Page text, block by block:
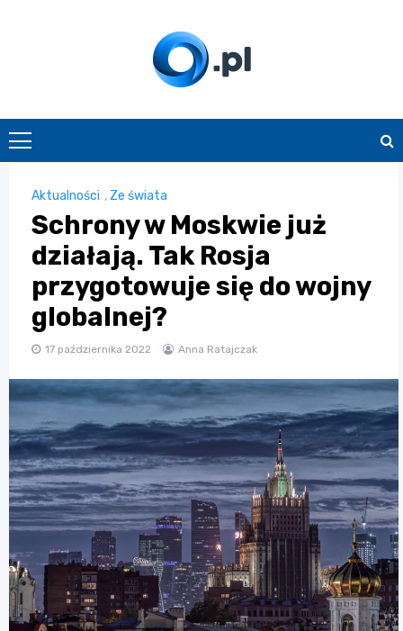
O.pl
Aktualności , Ze świata
Schrony w Moskwie już
działają. Tak Rosja
przygotowuje się do wojny
globalnej?
17 października 2022 Anna Ratajczak